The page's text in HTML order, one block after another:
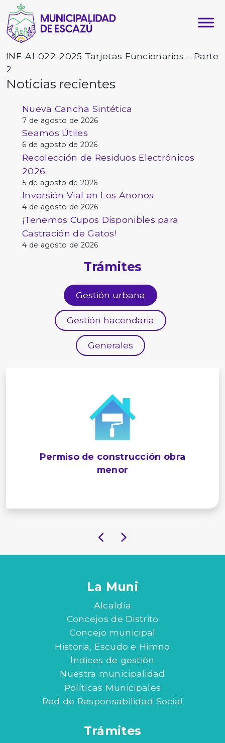
INF-AI-022-2025 Tarjetas Funcionarios – Parte
2
Noticias recientes
Nueva Cancha Sintética
7 de agosto de 2026
Seamos Útiles
6 de agosto de 2026
Recolección de Residuos Electrónicos
2026
5 de agosto de 2026
Inversión Vial en Los Anonos
4 de agosto de 2026
¡Tenemos Cupos Disponibles para
Castración de Gatos!
4 de agosto de 2026
Trámites
Gestión urbana
Gestión hacendaria
Generales
Permiso de construcción obra
menor
La Muni
Alcaldía
Concejos de Distrito
Concejo municipal
Historia, Escudo e Himno
Índices de gestión
Nuestra municipalidad
Políticas Municipales
Red de Responsabilidad Social
Trámites